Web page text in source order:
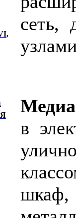
сеть,
в